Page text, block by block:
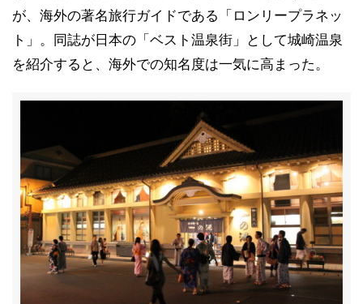
が、海外の著名旅行ガイドである「ロンリープラネッ
ト」。同誌が日本の「ベスト温泉街」として城崎温泉
を紹介すると、海外での知名度は一気に高まった。